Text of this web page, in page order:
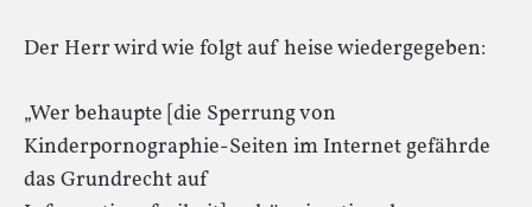
Der Herr wird wie folgt auf heise wiedergegeben:
„Wer behaupte [die Sperrung von
Kinderpornographie-Seiten im Internet gefährde
das Grundrecht auf